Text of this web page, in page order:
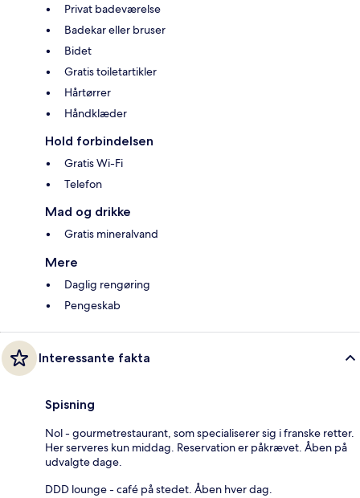
Privat badeværelse
Badekar eller bruser
Bidet
Gratis toiletartikler
Hårtørrer
Håndklæder
Hold forbindelsen
Gratis Wi-Fi
Telefon
Mad og drikke
Gratis mineralvand
Mere
Daglig rengøring
Pengeskab
Interessante fakta
Spisning
Nol - gourmetrestaurant, som specialiserer sig i franske retter.
Her serveres kun middag. Reservation er påkrævet. Åben på
udvalgte dage.
DDD lounge - café på stedet. Åben hver dag.